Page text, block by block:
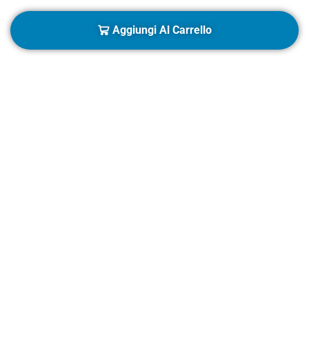
Aggiungi Al Carrello